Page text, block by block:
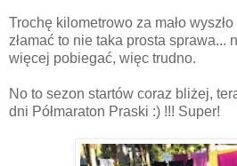
Trochę kilometrowo za mało
złamać to nie taka prosta sprawa...
więcej pobiegać, więc trudno.
No to sezon startów coraz bliżej,
dni Półmaraton Praski :) !!! Super!